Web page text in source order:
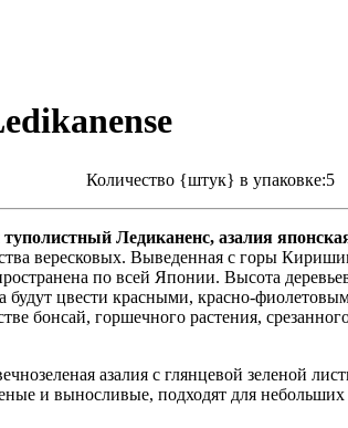
Количество {штук} в упаковке:5
туполистный Ледиканенс, азалия
вересковых. Выведенная с горы
по всей Японии. Высота
будут цвести красными, красно-
бонсай, горшечного растения,
азалия с глянцевой зеленой
и выносливые, подходят для небольших